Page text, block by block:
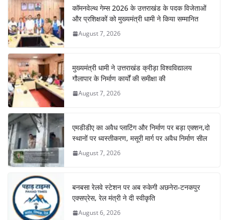
कॉमनवेल्थ गेम्स 2026 के उत्तराखंड के पदक विजेताओं
और प्रशिक्षकों को मुख्यमंत्री धामी ने किया सम्मानित
August 7, 2026
मुख्यमंत्री धामी ने उत्तराखंड क्रीड़ा विश्वविद्यालय
गौलापार के निर्माण कार्यों की समीक्षा की
August 7, 2026
एमडीडीए का अवैध प्लाटिंग और निर्माण पर बड़ा एक्शन,दो
स्थानों पर ध्वस्तीकरण, मसूरी मार्ग पर अवैध निर्माण सील
August 7, 2026
बनबसा रेलवे स्टेशन पर अब रुकेगी अछनेरा-टनकपुर
एक्सप्रेस, रेल मंत्री ने दी स्वीकृति
August 6, 2026